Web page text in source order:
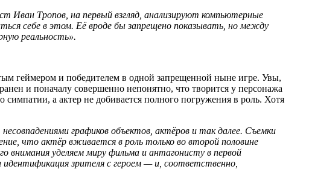
Иван Тропов, на первый взгляд, анализируют компьютерные
себе в этом. Её вроде бы запрещено показывать, но между
реальность».
геймером и победителем в одной запрещенной ныне игре. Увы,
и поначалу совершенно непонятно, что творится у персонажа
симпатии, а актер не добивается полного погружения в роль. Хотя
графиков объектов, актёров и так далее. Съемки
что актёр вживается в роль только во второй половине
уделяем миру фильма и антагонисту в первой
зрителя с героем — и, соответственно,